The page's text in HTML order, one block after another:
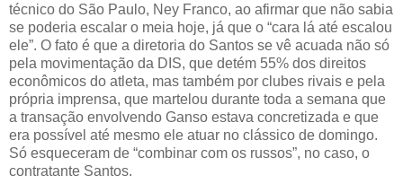
técnico do São Paulo, Ney Franco, ao afirmar que não sabia
se poderia escalar o meia hoje, já que o “cara lá até escalou
ele”. O fato é que a diretoria do Santos se vê acuada não só
pela movimentação da DIS, que detém 55% dos direitos
econômicos do atleta, mas também por clubes rivais e pela
própria imprensa, que martelou durante toda a semana que
a transação envolvendo Ganso estava concretizada e que
era possível até mesmo ele atuar no clássico de domingo.
Só esqueceram de “combinar com os russos”, no caso, o
contratante Santos.